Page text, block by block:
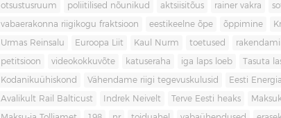
otsustusruum poliitilised nõunikud aktsiisitõus rainer vakra
vabaerakonna riigikogu fraktsioon eestikeelne õpe õppimine
Urmas Reinsalu Euroopa Liit Kaul Nurm toetused
petitsioon videokokkuvõte katuseraha iga laps loeb Tasuta
Kodanikuühiskond Vähendame riigi tegevuskulusid Eesti Energia
Avalikult Rail Balticust Indrek Neivelt Terve Eesti heaks